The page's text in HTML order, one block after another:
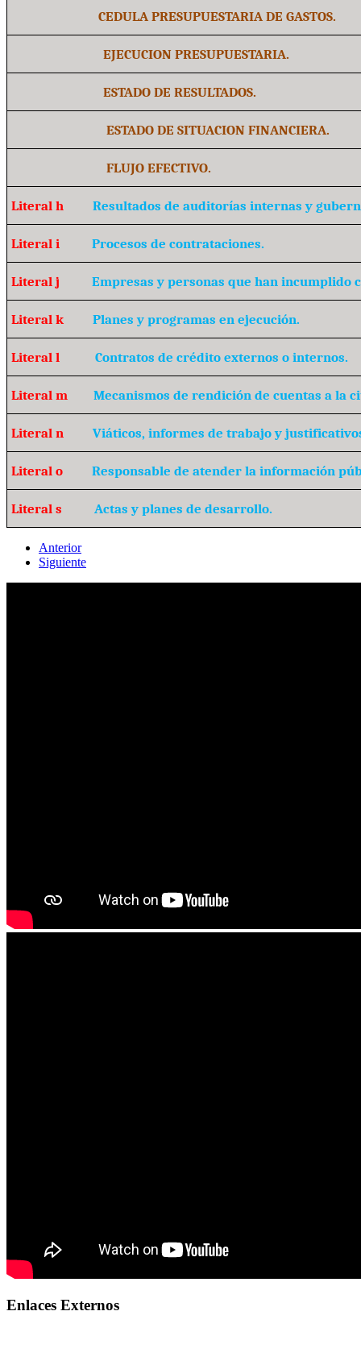
CEDULA PRESUPUESTARIA DE GASTOS.
EJECUCION PRESUPUESTARIA.
ESTADO DE RESULTADOS.
ESTADO DE SITUACION FINANCIERA.
FLUJO EFECTIVO.
Literal h Resultados de auditorías internas y
Literal i Procesos de contrataciones.
Literal j Empresas y personas que han incumplido
Literal k Planes y programas en ejecución.
Literal l Contratos de crédito externos o internos.
Literal m Mecanismos de rendición de cuentas a la
Literal n Viáticos, informes de trabajo y
Literal o Responsable de atender la información
Literal s Actas y planes de desarrollo.
Anterior
Siguiente
Enlaces Externos